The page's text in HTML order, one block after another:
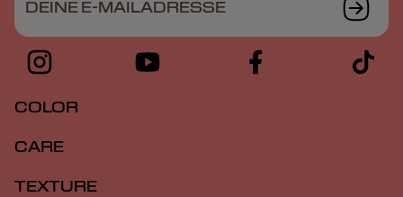
DEINE E-MAILADRESSE
COLOR
CARE
TEXTURE